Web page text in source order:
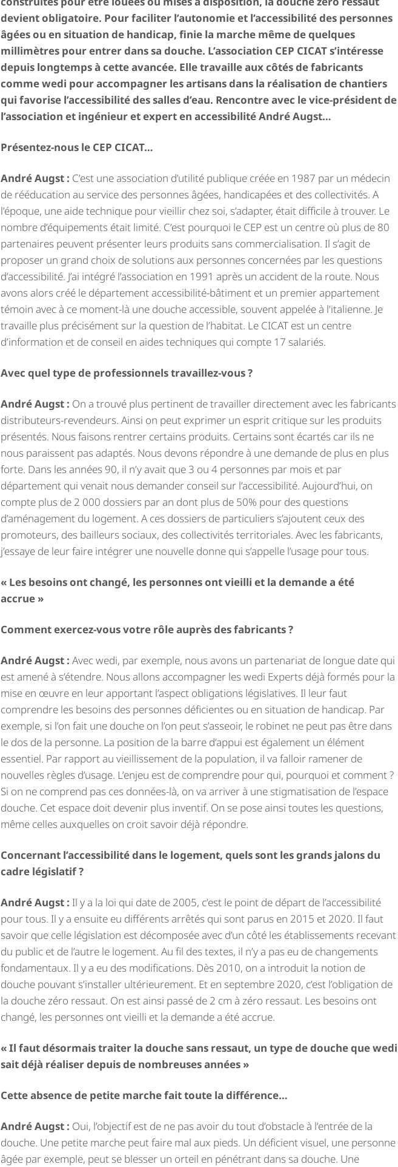
devient obligatoire. Pour faciliter l’autonomie et l’accessibilité des personnes
âgées ou en situation de handicap, finie la marche même de quelques
millimètres pour entrer dans sa douche. L’association CEP CICAT s’intéresse
depuis longtemps à cette avancée. Elle travaille aux côtés de fabricants
comme wedi pour accompagner les artisans dans la réalisation de chantiers
qui favorise l’accessibilité des salles d’eau. Rencontre avec le vice-président de
l’association et ingénieur et expert en accessibilité André Augst…
Présentez-nous le CEP CICAT…
André Augst : C’est une association d’utilité publique créée en 1987 par un médecin
de rééducation au service des personnes âgées, handicapées et des collectivités. A
l’époque, une aide technique pour vieillir chez soi, s’adapter, était difficile à trouver. Le
nombre d’équipements était limité. C’est pourquoi le CEP est un centre où plus de 80
partenaires peuvent présenter leurs produits sans commer­cia­li­sa­tion. Il s’agit de
proposer un grand choix de solutions aux personnes concernées par les questions
d’accessibilité. J’ai intégré l’association en 1991 après un accident de la route. Nous
avons alors créé le département accessibilité-bâtiment et un premier appartement
témoin avec à ce moment-là une douche accessible, souvent appelée à l’italienne. Je
travaille plus précisément sur la question de l’habitat. Le CICAT est un centre
d’information et de conseil en aides techniques qui compte 17 salariés.
Avec quel type de professionnels travaillez-vous ?
André Augst : On a trouvé plus pertinent de travailler directement avec les fabricants
distributeurs-revendeurs. Ainsi on peut exprimer un esprit critique sur les produits
présentés. Nous faisons rentrer certains produits. Certains sont écartés car ils ne
nous paraissent pas adaptés. Nous devons répondre à une demande de plus en plus
forte. Dans les années 90, il n’y avait que 3 ou 4 personnes par mois et par
département qui venait nous demander conseil sur l’accessibilité. Aujourd’hui, on
compte plus de 2 000 dossiers par an dont plus de 50% pour des questions
d’aménagement du logement. A ces dossiers de particuliers s’ajoutent ceux des
promoteurs, des bailleurs sociaux, des collectivités territoriales. Avec les fabricants,
j’essaye de leur faire intégrer une nouvelle donne qui s’appelle l’usage pour tous.
« Les besoins ont changé, les personnes ont vieilli et la demande a été
accrue »
Comment exercez-vous votre rôle auprès des fabricants ?
André Augst : Avec wedi, par exemple, nous avons un partenariat de longue date qui
est amené à s’étendre. Nous allons accompagner les wedi Experts déjà formés pour la
mise en œuvre en leur apportant l’aspect obligations législatives. Il leur faut
comprendre les besoins des personnes déficientes ou en situation de handicap. Par
exemple, si l’on fait une douche on l’on peut s’asseoir, le robinet ne peut pas être dans
le dos de la personne. La position de la barre d’appui est également un élément
essentiel. Par rapport au vieillissement de la population, il va falloir ramener de
nouvelles règles d’usage. L’enjeu est de comprendre pour qui, pourquoi et comment ?
Si on ne comprend pas ces données-là, on va arriver à une stigmatisation de l’espace
douche. Cet espace doit devenir plus inventif. On se pose ainsi toutes les questions,
même celles auxquelles on croit savoir déjà répondre.
Concernant l’accessibilité dans le logement, quels sont les grands jalons du
cadre législatif ?
André Augst : Il y a la loi qui date de 2005, c’est le point de départ de l’accessibilité
pour tous. Il y a ensuite eu différents arrêtés qui sont parus en 2015 et 2020. Il faut
savoir que celle législation est décomposée avec d’un côté les établissements recevant
du public et de l’autre le logement. Au fil des textes, il n’y a pas eu de changements
fondamentaux. Il y a eu des modifications. Dès 2010, on a introduit la notion de
douche pouvant s’installer ultérieurement. Et en septembre 2020, c’est l’obligation de
la douche zéro ressaut. On est ainsi passé de 2 cm à zéro ressaut. Les besoins ont
changé, les personnes ont vieilli et la demande a été accrue.
« Il faut désormais traiter la douche sans ressaut, un type de douche que wedi
sait déjà réaliser depuis de nombreuses années »
Cette absence de petite marche fait toute la différence…
André Augst : Oui, l’objectif est de ne pas avoir du tout d’obstacle à l’entrée de la
douche. Une petite marche peut faire mal aux pieds. Un déficient visuel, une personne
âgée par exemple, peut se blesser un orteil en pénétrant dans sa douche. Une